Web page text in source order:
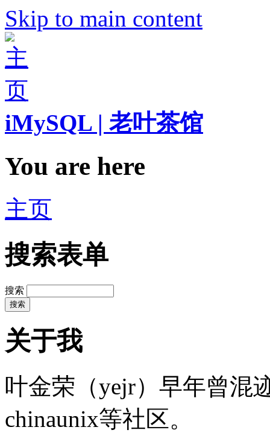
Skip to main content
iMySQL | 老叶茶馆
You are here
主页
搜索表单
搜索
关于我
叶金荣（yejr）早年曾混
chinaunix等社区。